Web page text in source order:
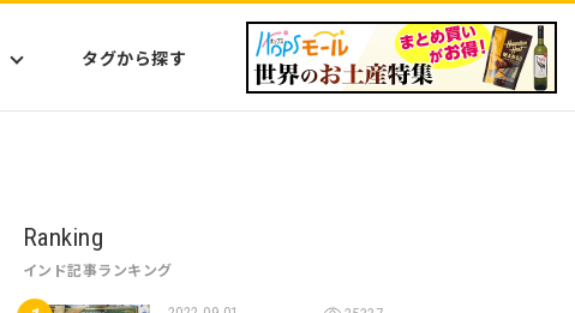
タグから探す
Ranking
インド記事ランキング